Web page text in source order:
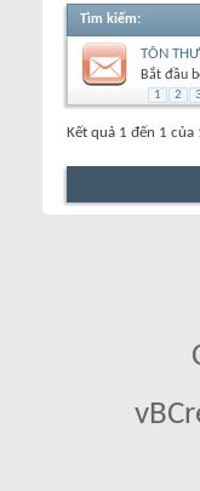
Tìm kiếm:
TÔN
Bắt đầu
1 2 3
Kết quả 1 đến 1 của